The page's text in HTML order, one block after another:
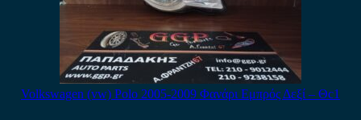
Volkswagen (vw) Polo 2005-2009 Φανάρι Εμπρός Δεξί – Θc1